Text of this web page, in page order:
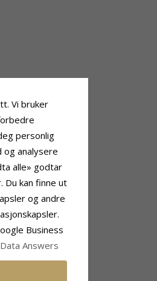
Vi bruker
personlig
og analysere
alle» godtar
Du kan finne ut
og andre
Business
Answers